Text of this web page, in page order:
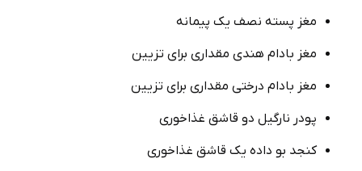
مغز پسته نصف یک پیمانه
مغز بادام هندی مقداری برای تزیین
مغز بادام درختی مقداری برای تزیین
پودر نارگیل دو قاشق غذاخوری
کنجد بو داده یک قاشق غذاخوری